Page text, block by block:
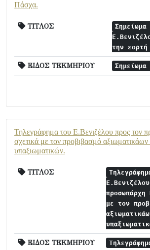
Πάσχα.
ΤΙΤΛΟΣ
Σημείωμα
την
ΕΙΔΟΣ ΤΕΚΜΗΡΙΟΥ Σημείωμα
Τηλεγράφημα του Ε.Βενιζέλου προς τον
σχετικά με τον προβιβασμό αξιωματικάων
υπαξιωματικών.
ΤΙΤΛΟΣ
προσωπάρχη
με τον
ΕΙΔΟΣ ΤΕΚΜΗΡΙΟΥ